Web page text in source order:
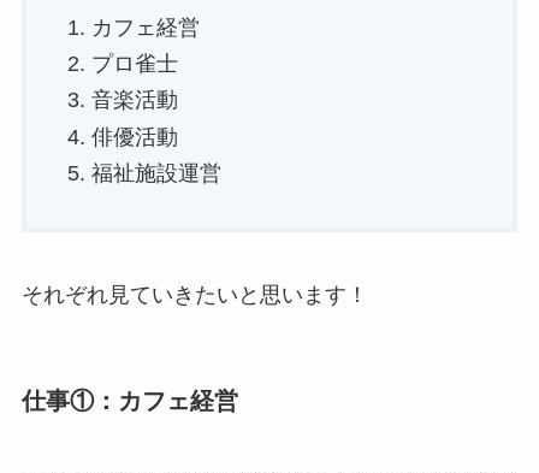
カフェ経営
プロ雀士
音楽活動
俳優活動
福祉施設運営
それぞれ見ていきたいと思います！
仕事①：カフェ経営